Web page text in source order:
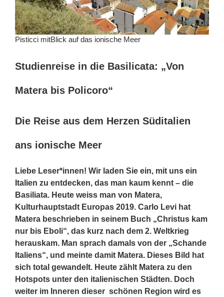
Pisticci mitBlick auf das ionische Meer
Studienreise in die Basilicata: „Von
Matera bis Policoro“
Die Reise aus dem Herzen Süditalien
ans ionische Meer
Liebe Leser*innen! Wir laden Sie ein, mit uns ein
Italien zu entdecken, das man kaum kennt – die
Basiliata. Heute weiss man von Matera,
Kulturhauptstadt Europas 2019. Carlo Levi hat
Matera beschrieben in seinem Buch „Christus kam
nur bis Eboli“, das kurz nach dem 2. Weltkrieg
herauskam. Man sprach damals von der „Schande
Italiens“, und meinte damit Matera. Dieses Bild hat
sich total gewandelt. Heute zählt Matera zu den
Hotspots unter den italienischen Städten. Doch
weiter im Inneren dieser schönen Region wird es